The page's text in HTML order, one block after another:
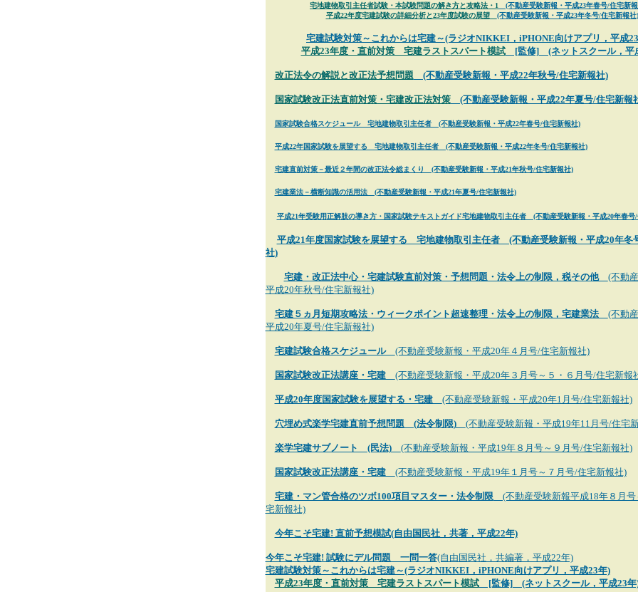
宅地建物取引主任者試験・本試験問題の解き方と攻略法・1 (不動産受験新報・平成23年春号/住宅新
平成22年度宅建試験の詳細分析と23年度試験の展望
(不動産受験新報・平成23年冬号/住宅新報社)
宅建試験対策～これからは宅建～(ラジオNIKKEI，iPHONE向けアプリ，平成
平成23年度・直前対策 宅建ラストスパート模試[監修] (ネットスクール，平
改正法令の解説と改正法予想問題 (不動産受験新報・平成22年秋号/住宅新報社)
国家試験改正法直前対策・宅建改正法対策(不動産受験新報・平成22年夏号/住宅新報
国家試験合格スケジュール 宅地建物取引主任者 (不動産受験新報・平成22年春号/住宅新報社)
平成22年国家試験を展望する 宅地建物取引主任者 (不動産受験新報・平成22年冬号/住宅新報社)
宅建直前対策－最近２年間の改正法令総まくり (不動産受験新報・平成21年秋号/住宅新報社)
宅建業法－横断知識の活用法 (不動産受験新報・平成21年夏号/住宅新報社)
平成21年受験用正解肢の導き方・国家試験テキストガイド宅地建物取引主任者 (不動産受験新報・平成20年春号
平成21年度国家試験を展望する 宅地建物取引主任者 (不動産受験新報・平成20年冬
社)
宅建・改正法中心・宅建試験直前対策・予想問題・法令上の制限，税その他 (不動
平成20年秋号/住宅新報社)
宅建５ヵ月短期攻略法・ウィークポイント超速整理・法令上の制限，宅建業法 (不動
平成20年夏号/住宅新報社)
宅建試験合格スケジュール (不動産受験新報・平成20年４月号/住宅新報社)
国家試験改正法講座・宅建 (不動産受験新報・平成20年３月号～５・６月号/住宅新報
平成20年度国家試験を展望する・宅建 (不動産受験新報・平成20年1月号/住宅新報社)
穴埋め式楽学宅建直前予想問題 (法令制限) (不動産受験新報・平成19年11月号/住宅
楽学宅建サブノート (民法) (不動産受験新報・平成19年８月号～９月号/住宅新報社)
国家試験改正法講座・宅建 (不動産受験新報・平成19年１月号～７月号/住宅新報社)
宅建・マン管合格のツボ100項目マスター・法令制限(不動産受験新報平成18年８月号
宅新報社)
今年こそ宅建! 直前予想模試(自由国民社，共著，平成22年)
今年こそ宅建! 試験にデル問題 一問一答(自由国民社，共編著，平成22年)
宅建試験対策～これからは宅建～(ラジオNIKKEI，iPHONE向けアプリ，平成23年)
平成23年度・直前対策 宅建ラストスパート模試[監修] (ネットスクール，平成23年